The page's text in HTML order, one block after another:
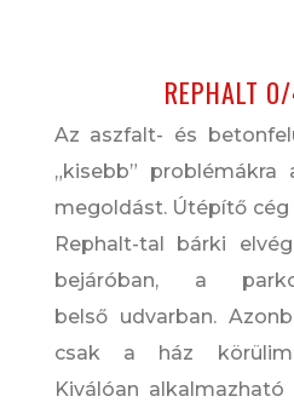
REPHALT
Az aszfalt- és
„kisebb”
megoldást. Útépítő cég
Rephalt-tal bárki
bejáróban, a
belső udvarban.
csak a ház
Kiválóan